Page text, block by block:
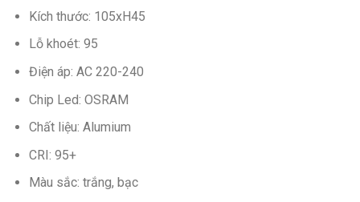
Kích thước: 105xH45
Lỗ khoét: 95
Điện áp: AC 220-240
Chip Led: OSRAM
Chất liệu: Alumium
CRI: 95+
Màu sắc: trắng, bạc